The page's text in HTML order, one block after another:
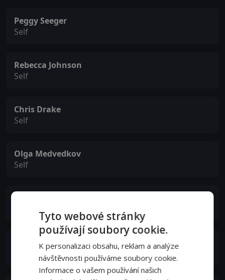
Peggy Seeger
Self
Rebecca Johnson
Self
Chris Drake
Self
Olga Medvedkov
Self
Catherine Fitzpatrick
Tyto webové stránky
používají soubory cookie.
K personalizaci obsahu, reklam a analýze
návštěvnosti používáme soubory cookie.
Informace o vašem používání našich